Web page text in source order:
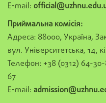
E-mail:
Приймальна комісія:
Адреса: 88000, Україна,
вул. Університетська, 14,
Телефон: +38 (0312) 64-
67
E-mail: